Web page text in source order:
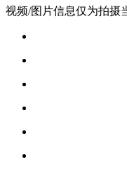
视频/图片信息仅为拍摄